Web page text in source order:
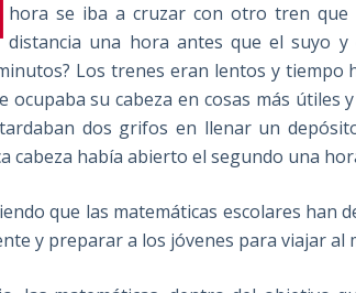
hora se iba a cruzar con otro tren que
distancia una hora antes que el suyo
Los trenes eran lentos y
su cabeza en cosas más útiles
dos grifos en llenar un
cabeza había abierto el segundo una
que las matemáticas escolares
y preparar a los jóvenes para viajar al